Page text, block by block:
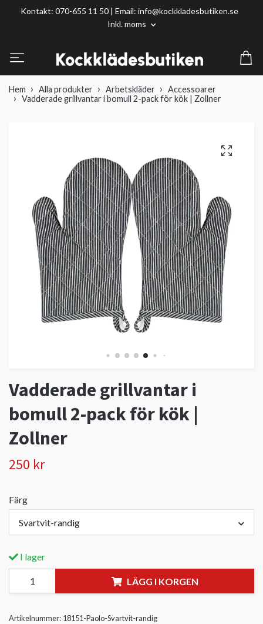
Kontakt: 070-655 11 50 | Email: info@kockkladesbutiken.se
Inkl. moms
Hem Alla produkter Arbetskläder
Accessoarer
Vadderade grillvantar i bomull 2-pack för kök | Zollner
Vadderade grillvantar i
bomull 2-pack för kök |
Zollner
250 kr
Färg
Svartvit-randig
I lager
LÄGG I KORGEN
Artikelnummer: 18151-Paolo-Svartvit-randig